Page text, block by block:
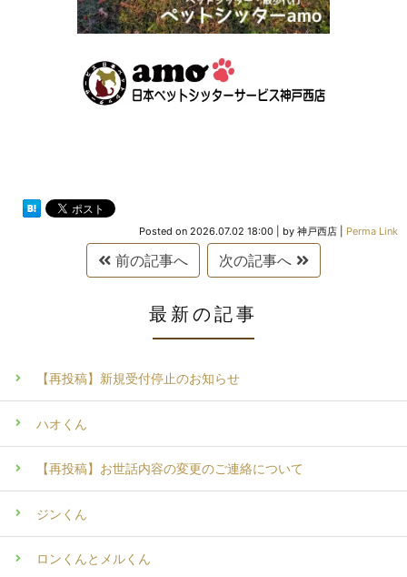
Posted on 2026.07.02 18:00 by 神戸西店 Perma Link
前の記事へ 次の記事へ
最新の記事
【再投稿】新規受付停止のお知らせ
ハオくん
【再投稿】お世話内容の変更のご連絡について
ジンくん
ロンくんとメルくん